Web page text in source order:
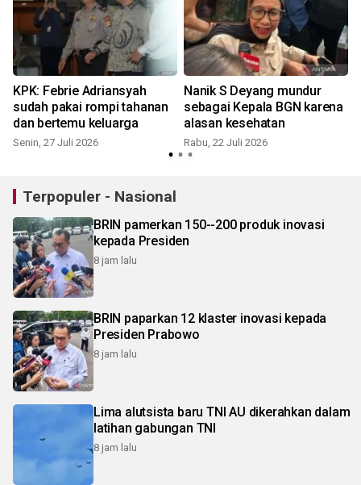
KPK: Febrie Adriansyah
sudah pakai rompi tahanan
dan bertemu keluarga
Senin, 27 Juli 2026
Nanik S Deyang mundur
sebagai Kepala BGN karena
alasan kesehatan
Rabu, 22 Juli 2026
Terpopuler - Nasional
BRIN pamerkan 150--200 produk inovasi
kepada Presiden
8 jam lalu
BRIN paparkan 12 klaster inovasi kepada
Presiden Prabowo
8 jam lalu
Lima alutsista baru TNI AU dikerahkan dalam
latihan gabungan TNI
8 jam lalu